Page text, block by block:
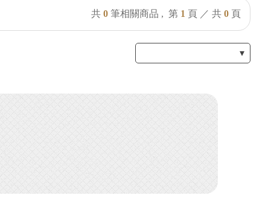
共 0 筆相關商品 , 第 1 頁 ／ 共 0 頁